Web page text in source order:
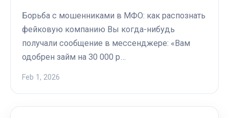
Борьба с мошенниками в МФО: как распознать
фейковую компанию Вы когда-нибудь
получали сообщение в мессенджере: «Вам
одобрен займ на 30 000 р…
Feb 1, 2026